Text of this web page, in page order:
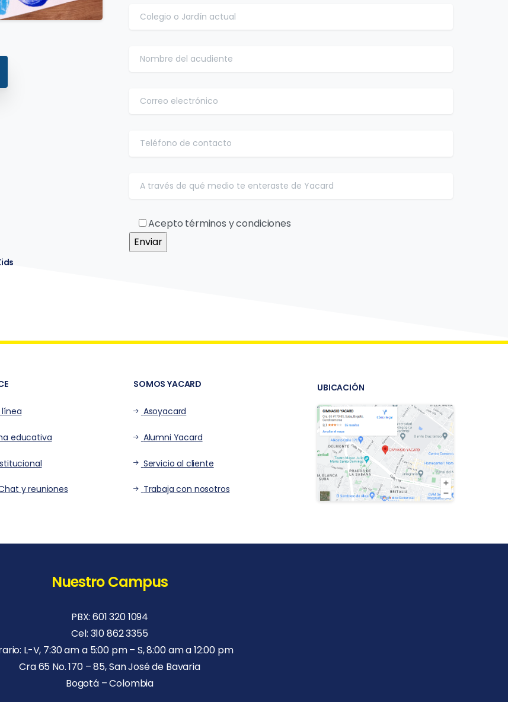
Acepto términos y condiciones
línea
educativa
y reuniones
SOMOS YACARD
Asoyacard
Alumni Yacard
Servicio al cliente
Trabaja con nosotros
UBICACIÓN
Nuestro Campus
PBX: 601 320 1094
Cel: 310 862 3355
L-V, 7:30 am a 5:00 pm – S, 8:00 am a 12:00 pm
Cra 65 No. 170 – 85, San José de Bavaria
Bogotá – Colombia